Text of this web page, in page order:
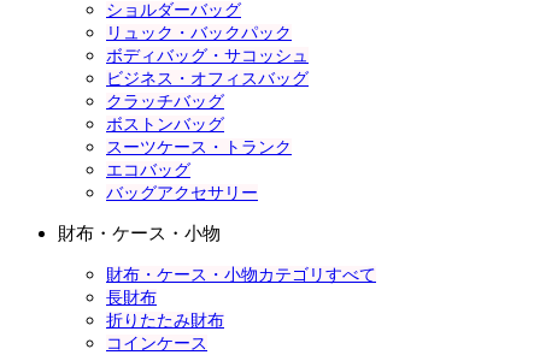
ショルダーバッグ
リュック・バックパック
ボディバッグ・サコッシュ
ビジネス・オフィスバッグ
クラッチバッグ
ボストンバッグ
スーツケース・トランク
エコバッグ
バッグアクセサリー
財布・ケース・小物
財布・ケース・小物カテゴリすべて
長財布
折りたたみ財布
コインケース